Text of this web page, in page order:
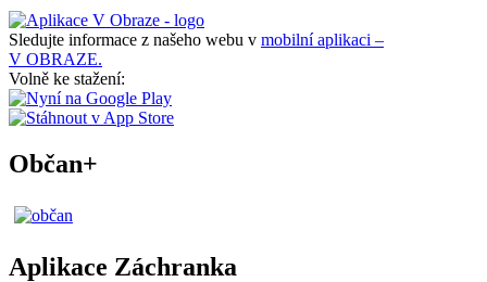
Sledujte informace z našeho webu v mobilní aplikaci –
V OBRAZE.
Volně ke stažení:
Občan+
Aplikace Záchranka